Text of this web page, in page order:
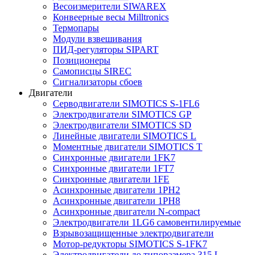
Весоизмерители SIWAREX
Конвеерные весы Milltronics
Термопары
Модули взвешивания
ПИД-регуляторы SIPART
Позиционеры
Самописцы SIREC
Сигнализаторы сбоев
Двигатели
Серводвигатели SIMOTICS S-1FL6
Электродвигатели SIMOTICS GP
Электродвигатели SIMOTICS SD
Линейные двигатели SIMOTICS L
Моментные двигатели SIMOTICS T
Синхронные двигатели 1FK7
Синхронные двигатели 1FT7
Синхронные двигатели 1FE
Асинхронные двигатели 1PH2
Асинхронные двигатели 1PH8
Асинхронные двигатели N-compact
Электродвигатели 1LG6 cамовентилируемые
Взрывозащищенные электродвигатели
Мотор-редукторы SIMOTICS S-1FK7